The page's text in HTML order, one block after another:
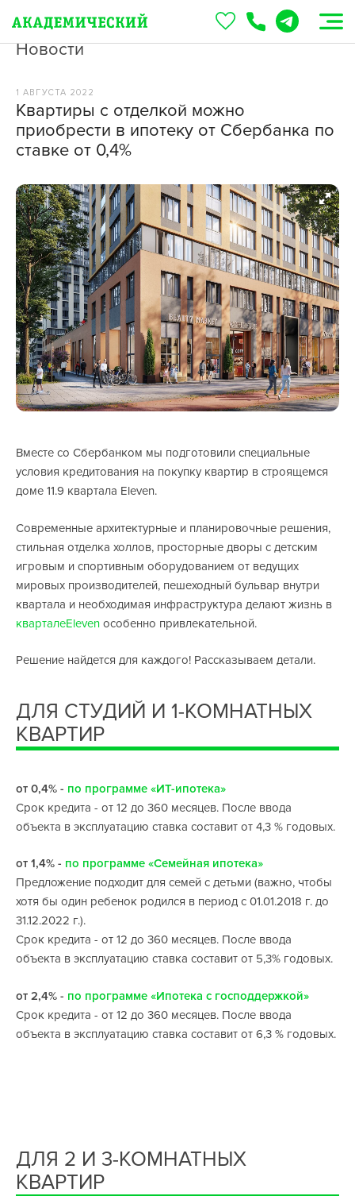
Новости
1 АВГУСТА 2022
Квартиры с отделкой можно
приобрести в ипотеку от Сбербанка по
ставке от 0,4%
Вместе со Сбербанком мы подготовили специальные
условия кредитования на покупку квартир в строящемся
доме 11.9 квартала Eleven.
Современные архитектурные и планировочные решения,
стильная отделка холлов, просторные дворы с детским
игровым и спортивным оборудованием от ведущих
мировых производителей, пешеходный бульвар внутри
квартала и необходимая инфраструктура делают жизнь в
кварталеEleven особенно привлекательной.
Решение найдется для каждого! Рассказываем детали.
ДЛЯ СТУДИЙ И 1-КОМНАТНЫХ
КВАРТИР
от 0,4% - по программе «ИТ-ипотека»
Срок кредита - от 12 до 360 месяцев. После ввода
объекта в эксплуатацию ставка составит от 4,3 % годовых.
от 1,4% - по программе «Семейная ипотека»
Предложение подходит для семей с детьми (важно, чтобы
хотя бы один ребенок родился в период с 01.01.2018 г. до
31.12.2022 г.).
Срок кредита - от 12 до 360 месяцев. После ввода
объекта в эксплуатацию ставка составит от 5,3% годовых.
от 2,4% - по программе «Ипотека с господдержкой»
Срок кредита - от 12 до 360 месяцев. После ввода
объекта в эксплуатацию ставка составит от 6,3 % годовых.
ДЛЯ 2 И 3-КОМНАТНЫХ
КВАРТИР